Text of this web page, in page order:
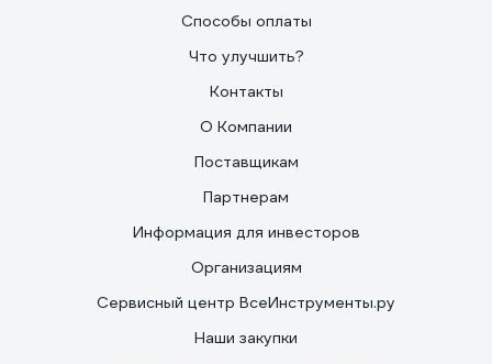
Способы оплаты
Что улучшить?
Контакты
О Компании
Поставщикам
Партнерам
Информация для инвесторов
Организациям
Сервисный центр ВсеИнструменты.ру
Наши закупки